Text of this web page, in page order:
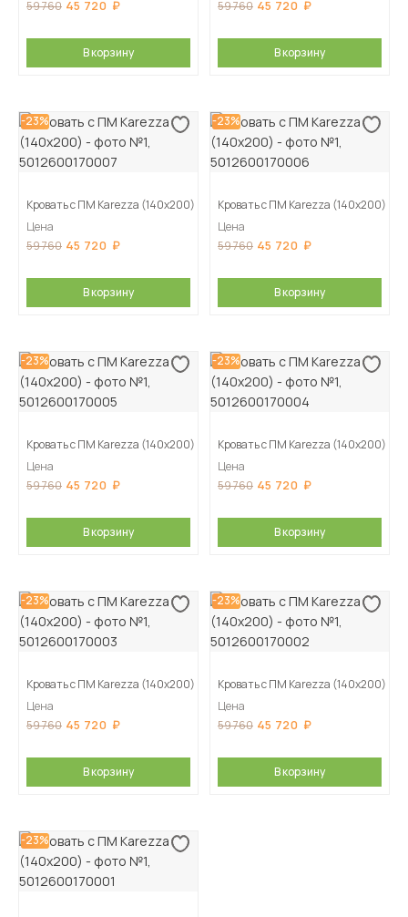
59 760 45 720
В корзину
59 760 45 720
В корзину
-23%
Кровать с ПМ Karezza (140х200)
Цена
59 760 45 720
В корзину
-23%
Кровать с ПМ Karezza (140х200)
Цена
59 760 45 720
В корзину
-23%
Кровать с ПМ Karezza (140х200)
Цена
59 760 45 720
В корзину
-23%
Кровать с ПМ Karezza (140х200)
Цена
59 760 45 720
В корзину
-23%
Кровать с ПМ Karezza (140х200)
Цена
59 760 45 720
В корзину
-23%
Кровать с ПМ Karezza (140х200)
Цена
59 760 45 720
В корзину
-23%